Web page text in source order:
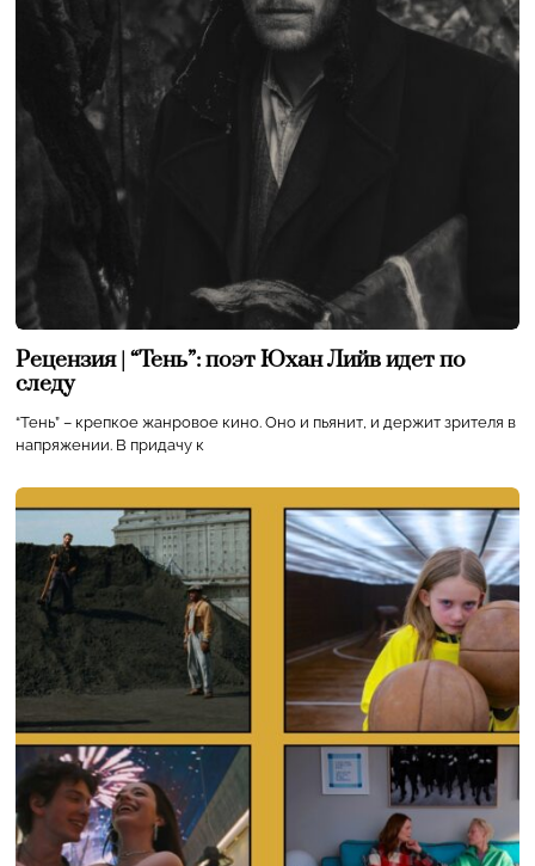
Рецензия | “Тень”: поэт Юхан Лийв идет по
следу
“Тень” – крепкое жанровое кино. Оно и пьянит, и держит зрителя в
напряжении. В придачу к